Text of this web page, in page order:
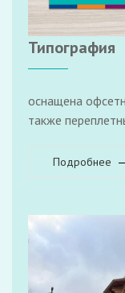
Типография
оснащена
также
Подробнее